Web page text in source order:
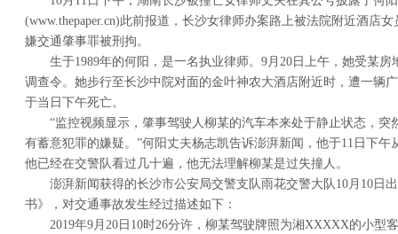
(www.thepaper.cn)此前报道，长沙女律师办案路上被法院附近酒店
嫌交通肇事罪被刑拘。
生于1989年的何阳，是一名执业律师。9月20日上午，她受某
调查令。她步行至长沙中院对面的金叶神农大酒店附近时，遭一辆
于当日下午死亡。
“监控视频显示，肇事驾驶人柳某的汽车本来处于静止状态，突
有蓄意犯罪的嫌疑。”何阳丈夫杨志凯告诉澎湃新闻，他于11日下午
他已经在交警队看过几十遍，他无法理解柳某是过失撞人。
澎湃新闻获得的长沙市公安局交警支队雨花交警大队10月10日
书》，对交通事故发生经过描述如下：
2019年9月20日10时26分许，柳某驾驶牌照为湘XXXXX的小型